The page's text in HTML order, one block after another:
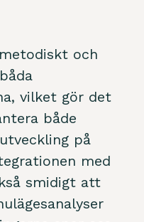
och
vilket gör det
både
på
med
smidigt att